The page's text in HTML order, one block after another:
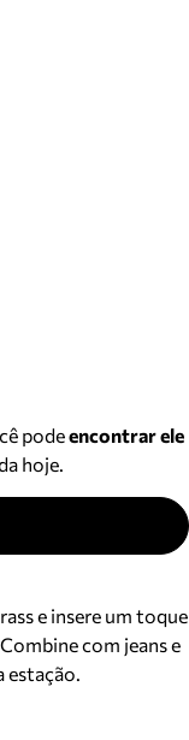
e mais.
podeencontrar ele
hoje.
e insere um toque
com jeans e
estação.